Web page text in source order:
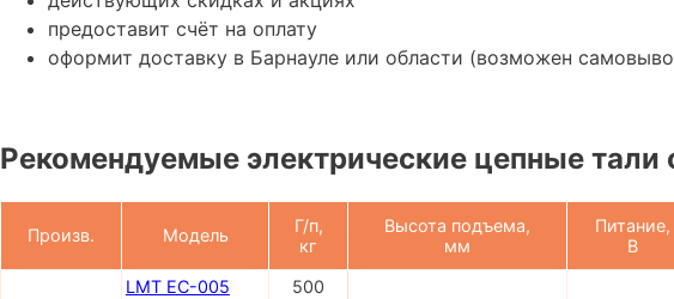
предоставит счёт на оплату
оформит доставку в Барнауле или области (возможен
Рекомендуемые электрические цепные
Произв. Модель
Г/п,
кг
Высота подъема,
мм
Питание,
В
LMT EC-005 500